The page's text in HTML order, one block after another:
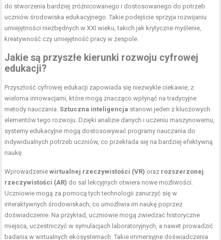
do stworzenia bardziej zróżnicowanego i dostosowanego do potrzeb
uczniów środowiska edukacyjnego. Takie podejście sprzyja rozwijaniu
umiejętności niezbędnych w XXI wieku, takich jak krytyczne myślenie,
kreatywność czy umiejętność pracy w zespole.
Jakie są przyszłe kierunki rozwoju cyfrowej
edukacji?
Przyszłość cyfrowej edukacji zapowiada się niezwykle ciekawie, z
wieloma innowacjami, które mogą znacząco wpłynąć na tradycyjne
metody nauczania. Sztuczna inteligencja stanowi jeden z kluczowych
elementów tego rozwoju. Dzięki analizie danych i uczeniu maszynowemu,
systemy edukacyjne mogą dostosowywać programy nauczania do
indywidualnych potrzeb uczniów, co przekłada się na bardziej efektywną
naukę.
Wprowadzeniewirtualnej rzeczywistości (VR) oraz rozszerzonej
rzeczywistości (AR) do sal lekcyjnych otwiera nowe możliwości.
Uczniowie mogą za pomocą tych technologii zanurzyć się w
interaktywnych środowiskach, co umożliwia im naukę poprzez
doświadczenie. Na przykład, uczniowie mogą zwiedzać historyczne
miejsca, uczestniczyć w symulacjach laboratoryjnych, a nawet prowadzić
badania w wirtualnych ekosystemach. Takie immersyjne doświadczenia